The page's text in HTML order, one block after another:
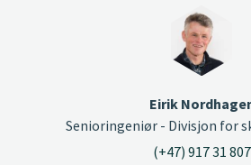
Eirik
Senioringeniør - Divisjon for
(+47) 917 31 807